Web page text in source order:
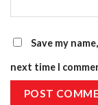
Save my
next time I